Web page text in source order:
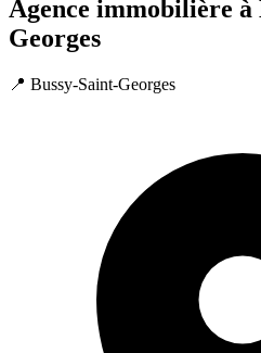
Agence immobilière à
Georges
📍 Bussy-Saint-Georges